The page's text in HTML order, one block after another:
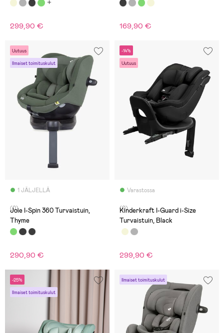
299,90 € 169,90 €
Uutuus
Ilmaiset toimituskulut
1 JÄLJELLÄ
(0)
Joie I-Spin 360 Turvaistuin,
Thyme
290,90 €
-14%
Uutuus
Varastossa
(0)
Kinderkraft I-Guard i-Size
Turvaistuin, Black
299,90 €
-25%
Ilmaiset toimituskulut
Ilmaiset toimituskulut